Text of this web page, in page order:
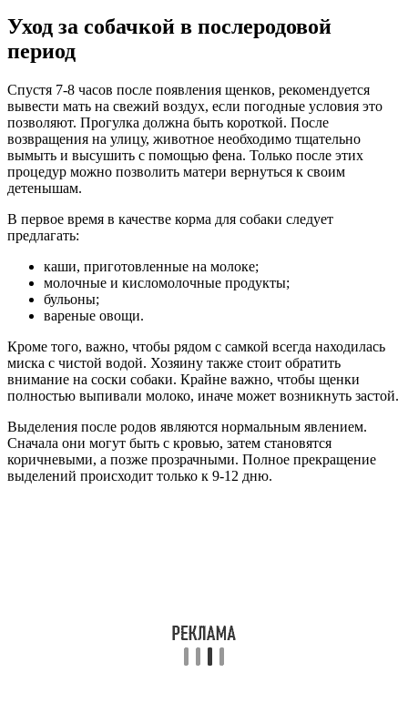
Уход за собачкой в послеродовой
период
Спустя 7-8 часов после появления щенков, рекомендуется
вывести мать на свежий воздух, если погодные условия это
позволяют. Прогулка должна быть короткой. После
возвращения на улицу, животное необходимо тщательно
вымыть и высушить с помощью фена. Только после этих
процедур можно позволить матери вернуться к своим
детенышам.
В первое время в качестве корма для собаки следует
предлагать:
каши, приготовленные на молоке;
молочные и кисломолочные продукты;
бульоны;
вареные овощи.
Кроме того, важно, чтобы рядом с самкой всегда находилась
миска с чистой водой. Хозяину также стоит обратить
внимание на соски собаки. Крайне важно, чтобы щенки
полностью выпивали молоко, иначе может возникнуть застой.
Выделения после родов являются нормальным явлением.
Сначала они могут быть с кровью, затем становятся
коричневыми, а позже прозрачными. Полное прекращение
выделений происходит только к 9-12 дню.